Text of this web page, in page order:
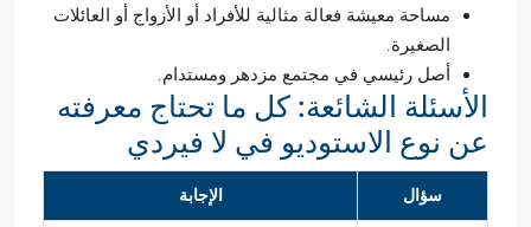
مساحة معيشة فعالة مثالية للأفراد أو الأزواج أو العائلات
الصغيرة.
أصل رئيسي في مجتمع مزدهر ومستدام.
الأسئلة الشائعة: كل ما تحتاج معرفته
عن نوع الاستوديو في لا فيردي
سؤال الإجابة